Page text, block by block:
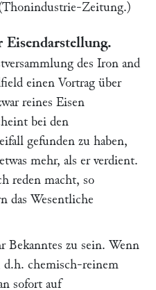
Thonindustrie-Zeitung.)
Eisendarstellung.
des Iron and
einen Vortrag über
reines Eisen
bei den
gefunden zu haben,
mehr, als er verdient.
reden macht, so
das Wesentliche
Bekanntes zu sein. Wenn
d.h. chemisch-reinem
sofort auf